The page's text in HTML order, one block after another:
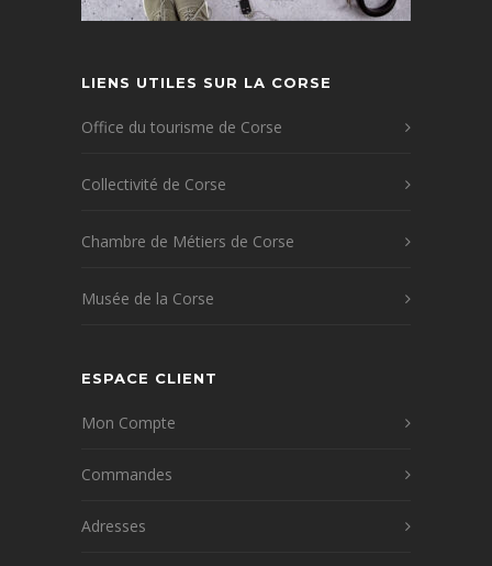
LIENS UTILES SUR LA CORSE
Office du tourisme de Corse
Collectivité de Corse
Chambre de Métiers de Corse
Musée de la Corse
ESPACE CLIENT
Mon Compte
Commandes
Adresses